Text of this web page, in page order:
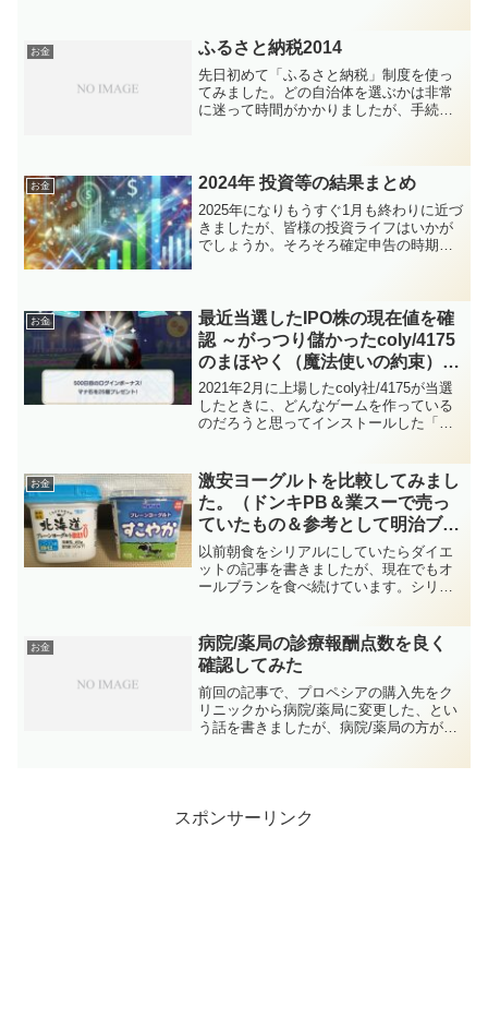
くて二の足を踏んでいました。・預金封
鎖について詳しく知りたい...
お金 ふるさと納税2014
先日初めて「ふるさと納税」制度を使っ
てみました。どの自治体を選ぶかは非常
に迷って時間がかかりましたが、手続き
れていてお勧めします。ふ...
お金 2024年 投資等の結果まとめ
2025年になりもうすぐ1月も終わりに近づ
きましたが、皆様の投資ライフはいかが
でしょうか。そろそろ確定申告の時期が
2021...
お金
最近当選したIPO株の現在値を確
認 ～がっつり儲かったcoly/4175
のまほやく（魔法使いの約束）は
500日目ログイン達成したのでや
めます～
2021年2月に上場したcoly社/4175が当選
したときに、どんなゲームを作っている
のだろうと思ってインストールした「ま
かったお返しはできたものと勝手に判断
し、い...
お金
激安ヨーグルトを比較してみまし
た。（ドンキPB＆業スーで売っ
ていたもの＆参考として明治ブル
ガリアヨーグルト)
以前朝食をシリアルにしていたらダイエ
ットの記事を書きましたが、現在でもオ
ールブランを食べ続けています。シリア
ルトについて考えてみた記事となりま
す。日々食べるものですので...
お金
病院/薬局の診療報酬点数を良く
確認してみた
前回の記事で、プロペシアの購入先をク
リニックから病院/薬局に変更した、とい
う話を書きましたが、病院/薬局の方が支
スポンサーリンク